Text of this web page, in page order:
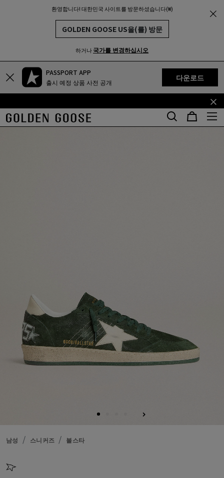
환영합니다! 대한민국 사이트를 방문하셨습니다(₩)
GOLDEN GOOSE US을(를) 방문
하거나국가를 변경하십시오
기
텐
츠
꼬
콘
텐
PASSPORT APP
출시 예정 상품 사전 공개
다운로드
남성 스니커즈 볼스타